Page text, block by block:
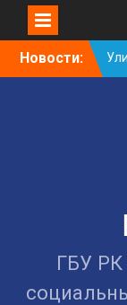
SkipНовости:
ГБУ РК